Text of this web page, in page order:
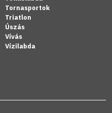
Tornasportok
Triatlon
Úszás
Vívás
Vízilabda